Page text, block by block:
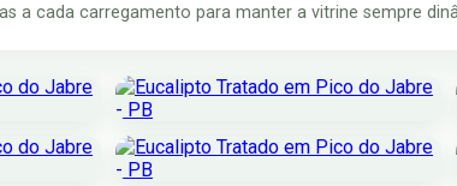
a cada carregamento para manter a vitrine sempre